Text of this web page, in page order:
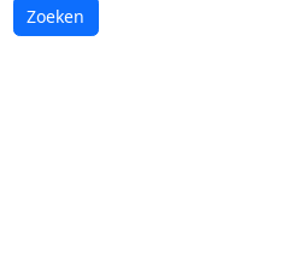
Laden...
Zoeken